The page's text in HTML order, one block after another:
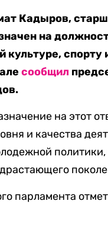
Кадыров,
на
культуре,
сообщил
на этот
и качества
парламента